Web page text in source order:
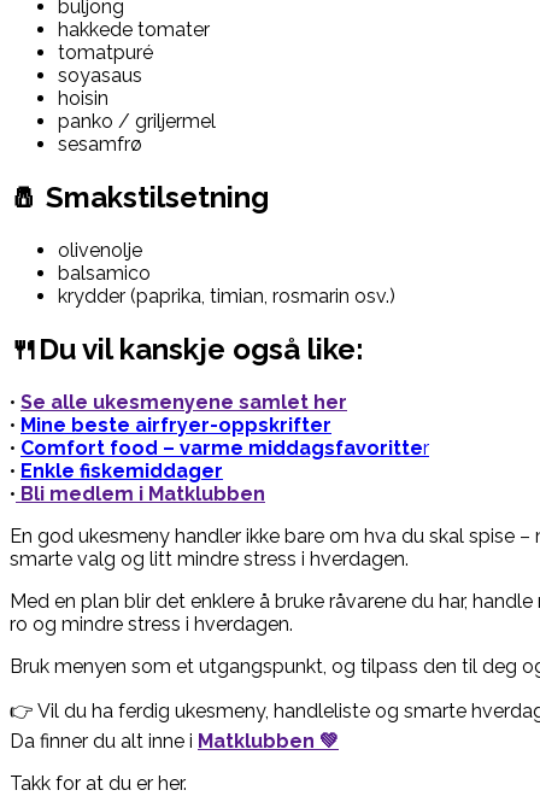
buljong
hakkede tomater
tomatpuré
soyasaus
hoisin
panko / griljermel
sesamfrø
🧂 Smakstilsetning
olivenolje
balsamico
krydder (paprika, timian, rosmarin osv.)
🍴Du vil kanskje også like:
• Se alle ukesmenyene samlet her
• Mine beste airfryer-oppskrifter
• Comfort food – varme middagsfavoritter
• Enkle fiskemiddager
• Bli medlem i Matklubben
En god ukesmeny handler ikke bare om hva du skal spise –
smarte valg og litt mindre stress i hverdagen.
Med en plan blir det enklere å bruke råvarene du har,
ro og mindre stress i hverdagen.
Bruk menyen som et utgangspunkt, og tilpass den til deg
👉 Vil du ha ferdig ukesmeny, handleliste og smarte
Da finner du alt inne i Matklubben 💚
Takk for at du er her.